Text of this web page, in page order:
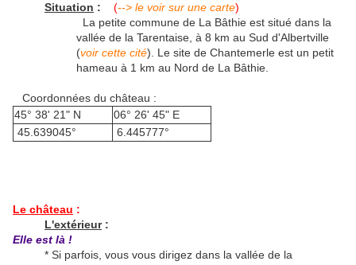
Situation : (--> le voir sur une carte)
La petite commune de La Bâthie est situé dans la
vallée de la Tarentaise, à 8 km au Sud d'Albertville
(voir cette cité). Le site de Chantemerle est un petit
hameau à 1 km au Nord de La Bâthie.
Coordonnées du château :
45° 38' 21" N
06° 26' 45" E
45.639045°
6.445777°
Le château :
L'extérieur:
Elle est là !
* Si parfois, vous vous dirigez dans la vallée de la